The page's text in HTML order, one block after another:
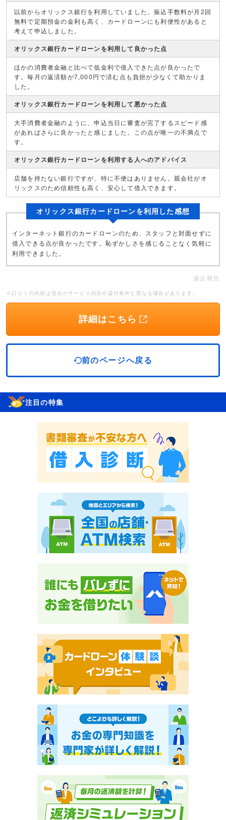
以前からオリックス銀行を利用していました。振込手数料が月2回
無料で定期預金の金利も高く、カードローンにも利便性があると
考えて申込しました。
オリックス銀行カードローンを利用して良かった点
ほかの消費者金融と比べて低金利で借入できた点が良かったで
す。毎月の返済額が7,000円で済む点も負担が少なくて助かりま
した。
オリックス銀行カードローンを利用して悪かった点
大手消費者金融のように、申込当日に審査が完了するスピード感
があればさらに良かったと感じました。この点が唯一の不満点で
す。
オリックス銀行カードローンを利用する人へのアドバイス
店舗を持たない銀行ですが、特に不便はありません。親会社がオ
リックスのため信頼性も高く、安心して借入できます。
オリックス銀行カードローンを利用した感想
インターネット銀行のカードローンのため、スタッフと対面せずに
借入できる点が良かったです。恥ずかしさを感じることなく気軽に
利用できました。
違反報告
※口コミの内容は現在のサービス内容や貸付条件と異なる場合があります。
詳細はこちら
前のページへ戻る
注目の特集